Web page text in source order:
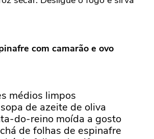
com camarão e ovo
médios limpos
de azeite de oliva
do-reino moída a gosto
de folhas de espinafre